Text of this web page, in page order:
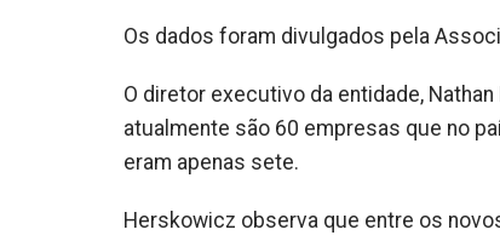
Os dados foram divulgados pela
O diretor executivo da entidade,
atualmente são 60 empresas que no
eram apenas sete.
Herskowicz observa que entre os